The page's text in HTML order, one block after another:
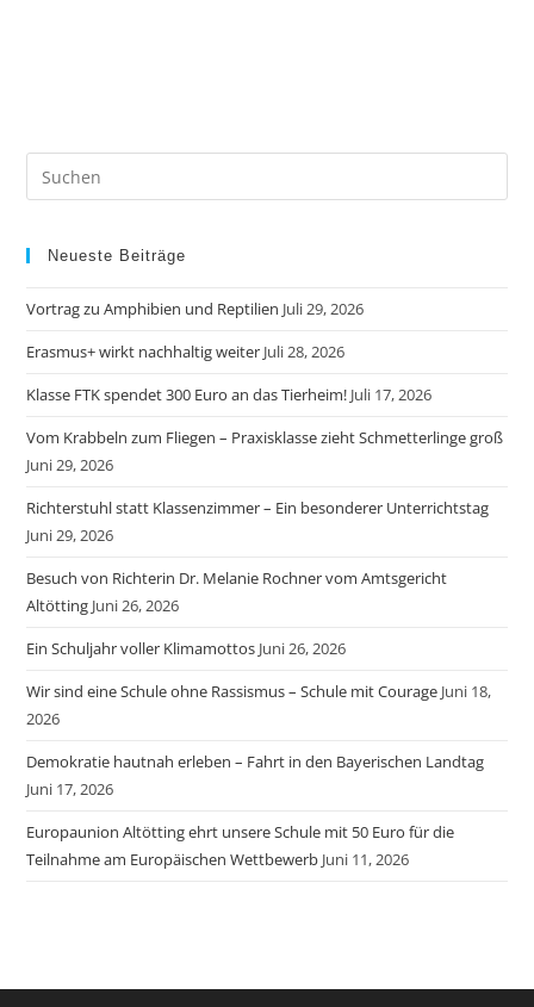
Neueste Beiträge
Vortrag zu Amphibien und Reptilien Juli 29, 2026
Erasmus+ wirkt nachhaltig weiter Juli 28, 2026
Klasse FTK spendet 300 Euro an das Tierheim! Juli 17, 2026
Vom Krabbeln zum Fliegen – Praxisklasse zieht Schmetterlinge groß
Juni 29, 2026
Richterstuhl statt Klassenzimmer – Ein besonderer Unterrichtstag
Juni 29, 2026
Besuch von Richterin Dr. Melanie Rochner vom Amtsgericht
Altötting Juni 26, 2026
Ein Schuljahr voller Klimamottos Juni 26, 2026
Wir sind eine Schule ohne Rassismus – Schule mit Courage Juni 18,
2026
Demokratie hautnah erleben – Fahrt in den Bayerischen Landtag
Juni 17, 2026
Europaunion Altötting ehrt unsere Schule mit 50 Euro für die
Teilnahme am Europäischen Wettbewerb Juni 11, 2026